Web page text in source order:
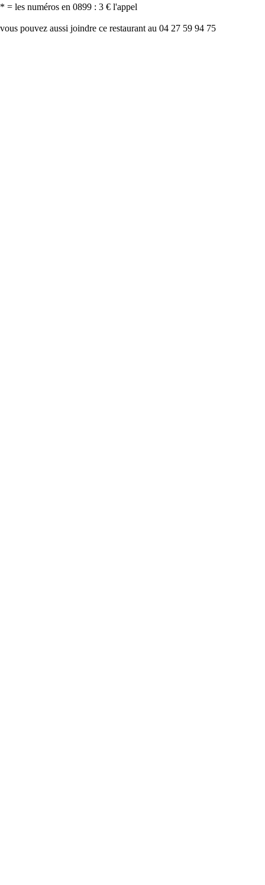
* = les numéros en 0899 : 3 € l'appel
vous pouvez aussi joindre ce restaurant au 04 27 59 94 75